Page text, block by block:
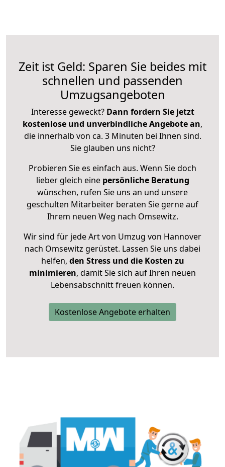
Zeit ist Geld: Sparen Sie beides mit
schnellen und passenden
Umzugsangeboten
Interesse geweckt? Dann fordern Sie jetzt
kostenlose und unverbindliche Angebote an,
die innerhalb von ca. 3 Minuten bei Ihnen sind.
Sie glauben uns nicht?
Probieren Sie es einfach aus. Wenn Sie doch
lieber gleich eine persönliche Beratung
wünschen, rufen Sie uns an und unsere
geschulten Mitarbeiter beraten Sie gerne auf
Ihrem neuen Weg nach Omsewitz.
Wir sind für jede Art von Umzug von Hannover
nach Omsewitz gerüstet. Lassen Sie uns dabei
helfen, den Stress und die Kosten zu
minimieren, damit Sie sich auf Ihren neuen
Lebensabschnitt freuen können.
Kostenlose Angebote erhalten